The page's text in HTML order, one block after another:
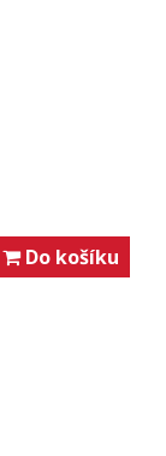
Do košíku